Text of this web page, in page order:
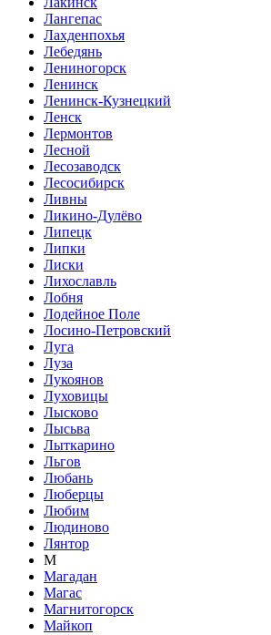
Лангепас
Лахденпохья
Лебедянь
Лениногорск
Ленинск
Ленинск-Кузнецкий
Ленск
Лермонтов
Лесной
Лесозаводск
Лесосибирск
Ливны
Ликино-Дулёво
Липецк
Липки
Лиски
Лихославль
Лобня
Лодейное Поле
Лосино-Петровский
Луга
Луза
Лукоянов
Луховицы
Лысково
Лысьва
Лыткарино
Льгов
Любань
Люберцы
Любим
Людиново
Лянтор
М
Магадан
Магас
Магнитогорск
Майкоп